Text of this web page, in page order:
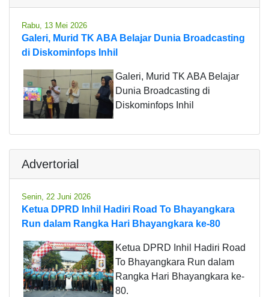
Rabu, 13 Mei 2026
Galeri, Murid TK ABA Belajar Dunia Broadcasting
di Diskominfops Inhil
Galeri, Murid TK ABA Belajar
Dunia Broadcasting di
Diskominfops Inhil
Advertorial
Senin, 22 Juni 2026
Ketua DPRD Inhil Hadiri Road To Bhayangkara
Run dalam Rangka Hari Bhayangkara ke-80
Ketua DPRD Inhil Hadiri Road
To Bhayangkara Run dalam
Rangka Hari Bhayangkara ke-
80.